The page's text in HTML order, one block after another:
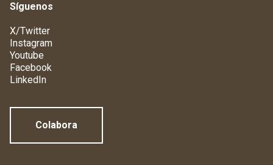
Síguenos
X/Twitter
Instagram
Youtube
Facebook
LinkedIn
Colabora